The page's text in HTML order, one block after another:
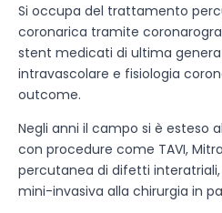
Si occupa del trattamento
coronarica tramite
stent medicati di ultima
intravascolare e fisiologia
outcome.
Negli anni il campo si è esteso
con procedure come TAVI,
percutanea di difetti
mini-invasiva alla chirurgia in